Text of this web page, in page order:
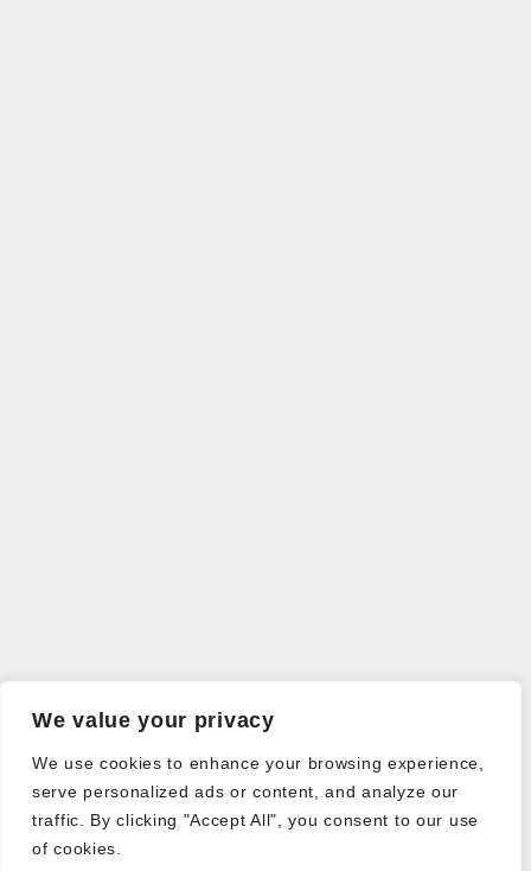
We value your privacy
We use cookies to enhance your browsing experience,
serve personalized ads or content, and analyze our
traffic. By clicking "Accept All", you consent to our use
of cookies.